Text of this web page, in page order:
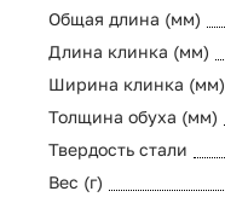
Общая длина (мм)
Длина клинка (мм)
Ширина клинка (мм)
Толщина обуха (мм)
Твердость стали
Вес (г)